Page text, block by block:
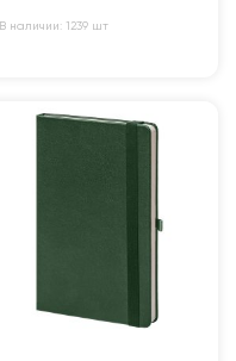
В наличии: 1239 шт